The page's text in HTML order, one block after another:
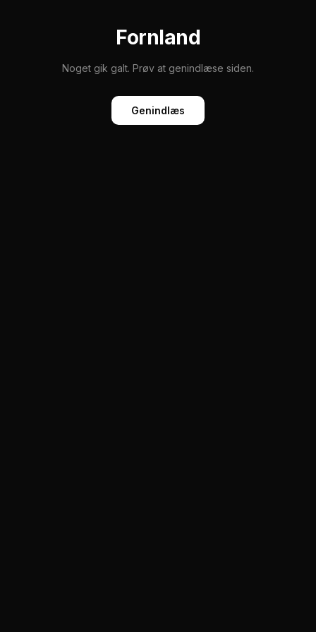
Fornland
Noget gik galt. Prøv at genindlæse siden.
Genindlæs